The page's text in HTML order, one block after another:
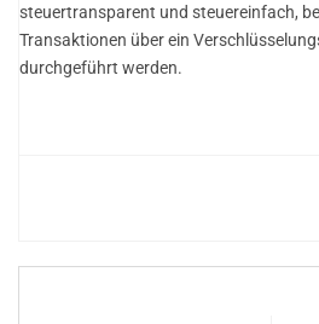
steuertransparent und steuereinfach,
Transaktionen über ein
durchgeführt werden.